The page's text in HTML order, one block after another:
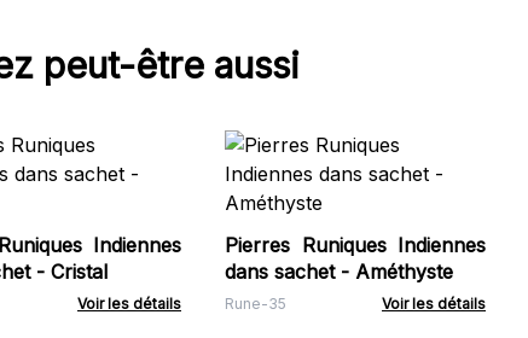
peut-être aussi
Indiennes
- Cristal
Voir les détails
Pierres Runiques Indiennes
dans sachet - Améthyste
Rune-35 Voir les détails